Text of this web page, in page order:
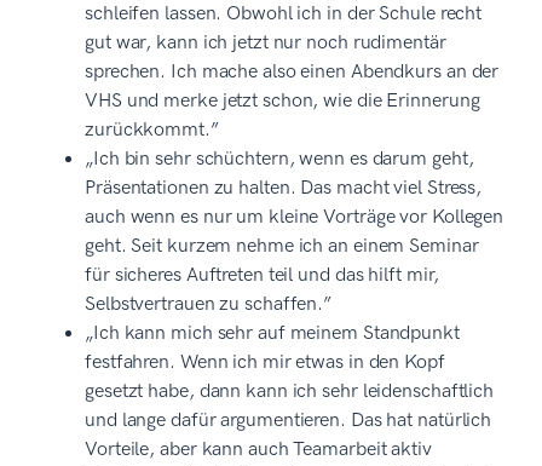
schleifen lassen. Obwohl ich in der Schule recht
gut war, kann ich jetzt nur noch rudimentär
sprechen. Ich mache also einen Abendkurs an der
VHS und merke jetzt schon, wie die Erinnerung
zurückkommt.”
„Ich bin sehr schüchtern, wenn es darum geht,
Präsentationen zu halten. Das macht viel Stress,
auch wenn es nur um kleine Vorträge vor Kollegen
geht. Seit kurzem nehme ich an einem Seminar
für sicheres Auftreten teil und das hilft mir,
Selbstvertrauen zu schaffen.”
„Ich kann mich sehr auf meinem Standpunkt
festfahren. Wenn ich mir etwas in den Kopf
gesetzt habe, dann kann ich sehr leidenschaftlich
und lange dafür argumentieren. Das hat natürlich
Vorteile, aber kann auch Teamarbeit aktiv